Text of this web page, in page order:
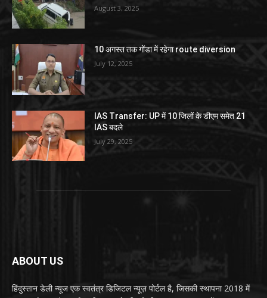
August 3, 2025
10 अगस्त तक गोंडा में रहेगा route diversion
July 12, 2025
IAS Transfer: UP में 10 जिलों के डीएम समेत 21
IAS बदले
July 29, 2025
ABOUT US
हिंदुस्तान डेली न्यूज एक स्वतंत्र डिजिटल न्यूज़ पोर्टल है, जिसकी स्थापना 2018 में